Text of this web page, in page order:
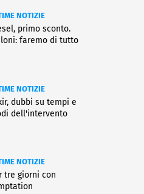
NOTIZIE
primo sconto.
faremo di tutto
NOTIZIE
dubbi su tempi e
dell'intervento
NOTIZIE
tre giorni con